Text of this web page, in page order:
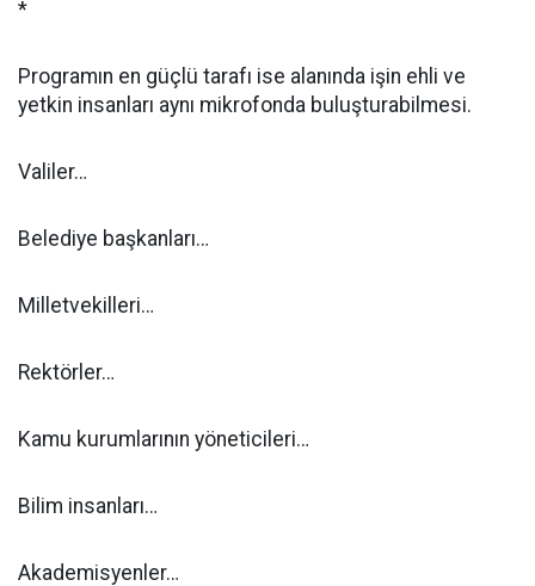
*
Programın en güçlü tarafı ise alanında işin ehli ve
yetkin insanları aynı mikrofonda buluşturabilmesi.
Valiler…
Belediye başkanları…
Milletvekilleri…
Rektörler…
Kamu kurumlarının yöneticileri…
Bilim insanları…
Akademisyenler…